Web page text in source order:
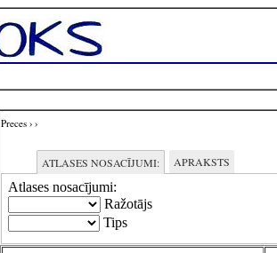
Preces › ›
ATLASES NOSACĪJUMI: APRAKSTS
Atlases nosacījumi:
Ražotājs
Tips